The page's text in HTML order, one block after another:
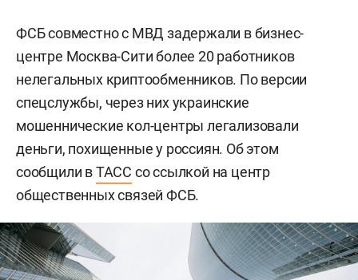
ФСБ совместно с МВД задержали в бизнес-
центре Москва-Сити более 20 работников
нелегальных криптообменников. По версии
спецслужбы, через них украинские
мошеннические кол-центры легализовали
деньги, похищенные у россиян. Об этом
сообщили вТАСС со ссылкой на центр
общественных связей ФСБ.